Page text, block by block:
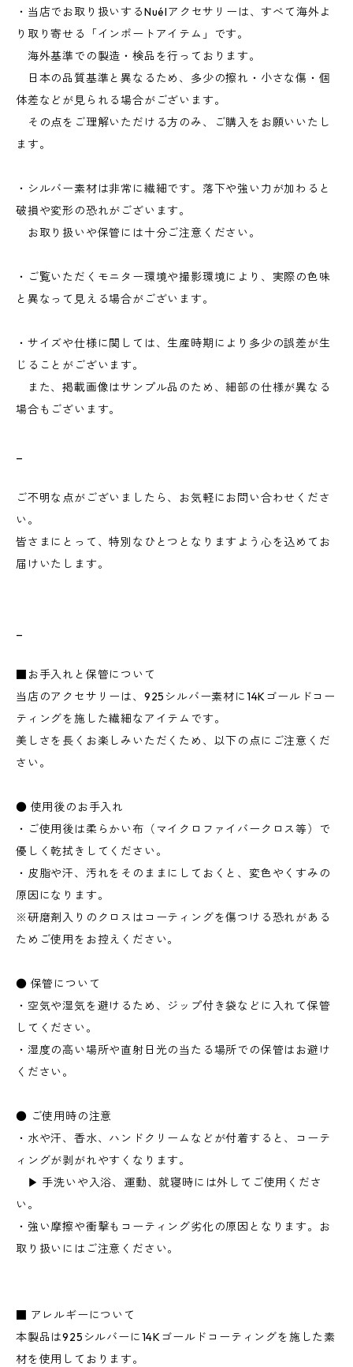
・当店でお取り扱いするNuélアクセサリーは、すべて海外よ
り取り寄せる「インポートアイテム」です。
海外基準での製造・検品を行っております。
日本の品質基準と異なるため、多少の擦れ・小さな傷・個
体差などが見られる場合がございます。
その点をご理解いただける方のみ、ご購入をお願いいたし
ます。
・シルバー素材は非常に繊細です。落下や強い力が加わると
破損や変形の恐れがございます。
お取り扱いや保管には十分ご注意ください。
・ご覧いただくモニター環境や撮影環境により、実際の色味
と異なって見える場合がございます。
・サイズや仕様に関しては、生産時期により多少の誤差が生
じることがございます。
また、掲載画像はサンプル品のため、細部の仕様が異なる
場合もございます。
ご不明な点がございましたら、お気軽にお問い合わせくださ
い。
皆さまにとって、特別なひとつとなりますよう心を込めてお
届けいたします。
■お手入れと保管について
当店のアクセサリーは、925シルバー素材に14Kゴールドコー
ティングを施した繊細なアイテムです。
美しさを長くお楽しみいただくため、以下の点にご注意くだ
さい。
● 使用後のお手入れ
・ご使用後は柔らかい布（マイクロファイバークロス等）で
優しく乾拭きしてください。
・皮脂や汗、汚れをそのままにしておくと、変色やくすみの
原因になります。
※研磨剤入りのクロスはコーティングを傷つける恐れがある
ためご使用をお控えください。
● 保管について
・空気や湿気を避けるため、ジップ付き袋などに入れて保管
してください。
・湿度の高い場所や直射日光の当たる場所での保管はお避け
ください。
● ご使用時の注意
・水や汗、香水、ハンドクリームなどが付着すると、コーテ
ィングが剥がれやすくなります。
▶︎ 手洗いや入浴、運動、就寝時には外してご使用くださ
い。
・強い摩擦や衝撃もコーティング劣化の原因となります。お
取り扱いにはご注意ください。
■ アレルギーについて
本製品は925シルバーに14Kゴールドコーティングを施した素
材を使用しております。